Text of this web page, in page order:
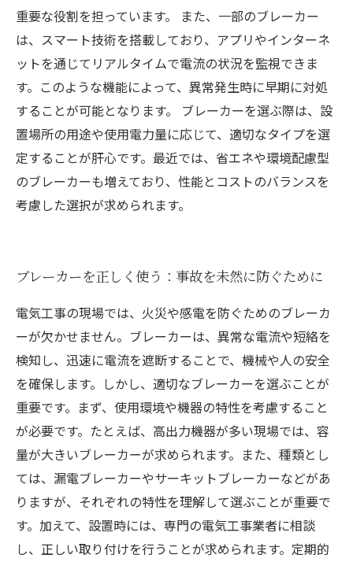
重要な役割を担っています。 また、一部のブレーカー
は、スマート技術を搭載しており、アプリやインターネ
ットを通じてリアルタイムで電流の状況を監視できま
す。このような機能によって、異常発生時に早期に対処
することが可能となります。 ブレーカーを選ぶ際は、設
置場所の用途や使用電力量に応じて、適切なタイプを選
定することが肝心です。最近では、省エネや環境配慮型
のブレーカーも増えており、性能とコストのバランスを
考慮した選択が求められます。
ブレーカーを正しく使う：事故を未然に防ぐために
電気工事の現場では、火災や感電を防ぐためのブレーカ
ーが欠かせません。ブレーカーは、異常な電流や短絡を
検知し、迅速に電流を遮断することで、機械や人の安全
を確保します。しかし、適切なブレーカーを選ぶことが
重要です。まず、使用環境や機器の特性を考慮すること
が必要です。たとえば、高出力機器が多い現場では、容
量が大きいブレーカーが求められます。また、種類とし
ては、漏電ブレーカーやサーキットブレーカーなどがあ
りますが、それぞれの特性を理解して選ぶことが重要で
す。加えて、設置時には、専門の電気工事業者に相談
し、正しい取り付けを行うことが求められます。定期的